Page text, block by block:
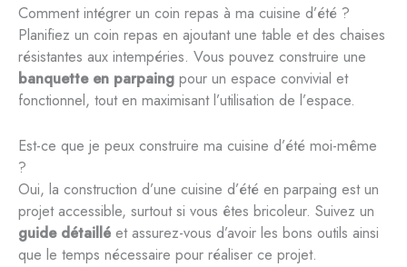
Comment intégrer un coin repas à ma cuisine d’été ?
Planifiez un coin repas en ajoutant une table et des chaises
résistantes aux intempéries. Vous pouvez construire une
banquette en parpaing pour un espace convivial et
fonctionnel, tout en maximisant l’utilisation de l’espace.
Est-ce que je peux construire ma cuisine d’été moi-même
?
Oui, la construction d’une cuisine d’été en parpaing est un
projet accessible, surtout si vous êtes bricoleur. Suivez un
guide détaillé et assurez-vous d’avoir les bons outils ainsi
que le temps nécessaire pour réaliser ce projet.